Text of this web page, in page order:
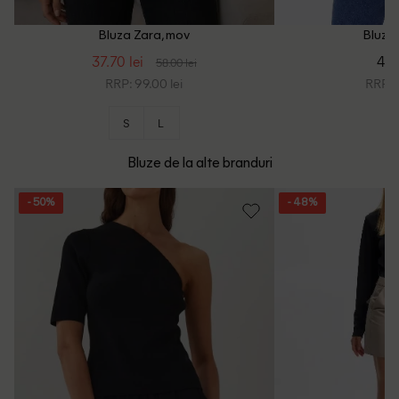
Bluza Zara, mov
37.70 lei 58.00 lei
RRP: 99.00 lei
S L
Bluza
RRP:
Bluze de la alte branduri
- 50% - 48%